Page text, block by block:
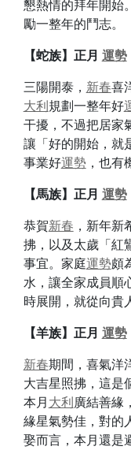
懇熱情的拜年開始
勵一整年的鬥志。
【蛇族】 正月 運勢
三陽開泰， 新春喜
大利規劃一整年好
干擾，不過把居家
讓「好的開始，就
事業好運勢，也有
【馬族】 正月 運勢
恭賀新春 ，新年
拂，以及太歲「紅
事宜。家庭運勢頗
水，讓全家成員順
時展開，就從向貴
【羊族】 正月 運勢
新春期間，喜氣洋
大吉星照拂，這是
本月大利廣結善緣
緣星氣勢佳，對的
娶而言，本月還是